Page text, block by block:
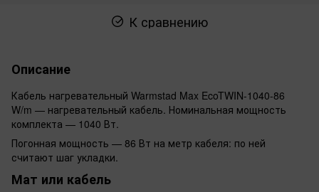
К сравнению
Описание
Кабель нагревательный Warmstad Max EcoTWIN-1040-86
W/m — нагревательный кабель. Номинальная мощность
комплекта — 1040 Вт.
Погонная мощность — 86 Вт на метр кабеля: по ней
считают шаг укладки.
Мат или кабель